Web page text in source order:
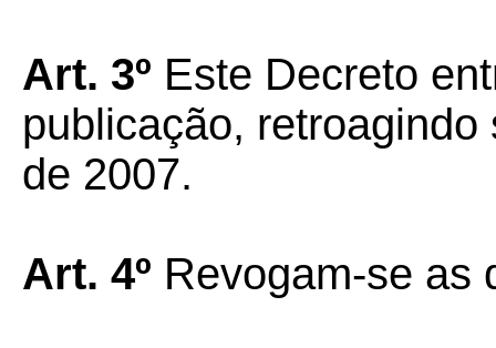
Art. 3º Este Decreto
publicação,
de 2007.
Art. 4º Revogam-se as